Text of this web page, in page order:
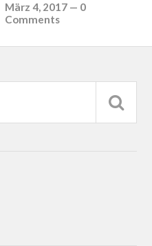
März 4, 2017 — 0
Comments